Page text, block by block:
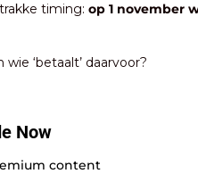
timing: op 1 november
‘betaalt’ daarvoor?
Now
content